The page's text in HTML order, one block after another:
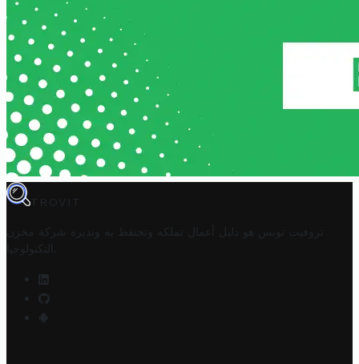
TROVIT
تروفيت تونس هو دليل أعمال تملكه وتحتفظ به وتديره
شركة مخزن
التكنولوجيا